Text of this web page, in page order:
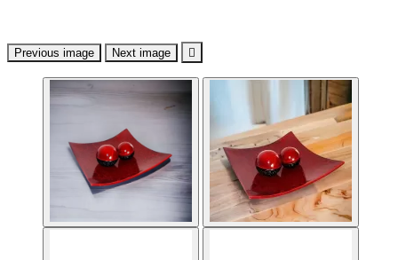
Previous image Next image 